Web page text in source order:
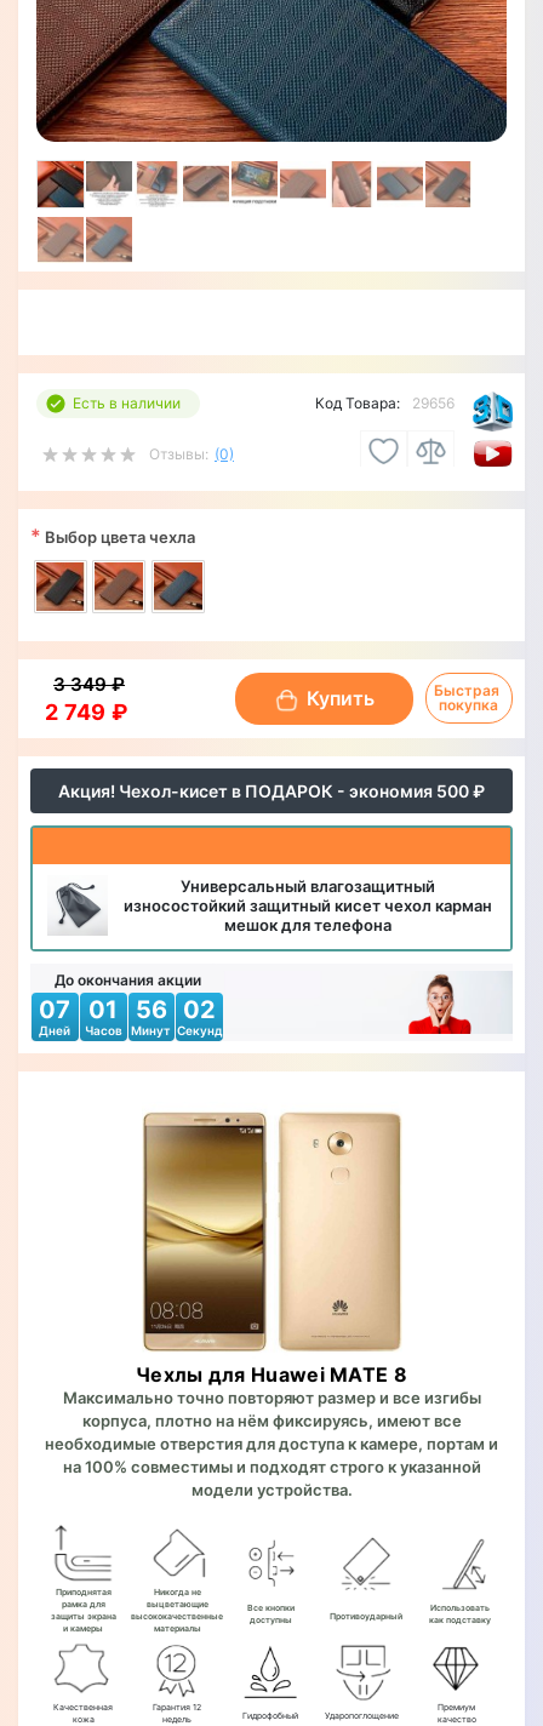
Есть в наличии
Отзывы: (0)
Код Товара: 29656
Акция! Чехол-кисет в ПОДАРОК - экономия 500 ₽
Универсальный влагозащитный
износостойкий защитный кисет чехол карман
мешок для телефона
До окончания акции
07
Дней
01
Часов
56
Минут
00
Секунд
Чехлы для Huawei MATE 8
Максимально точно повторяют размер и все изгибы
корпуса, плотно на нём фиксируясь, имеют все
необходимые отверстия для доступа к камере, портам и
на 100% совместимы и подходят строго к указанной
модели устройства.
Приподнятая
рамка для
защиты экрана
и камеры
Никогда не
выцветающие
высококачественные
материалы
Все кнопки
доступны
Противоударный
Использовать
как подставку
Качественная
кожа
Гарантия 12
недель
Гидрофобный Ударопоглощение
Премиум
качество
* Выбор цвета чехла
2 749 ₽
3 349 ₽
Купить
Быстрая
покупка